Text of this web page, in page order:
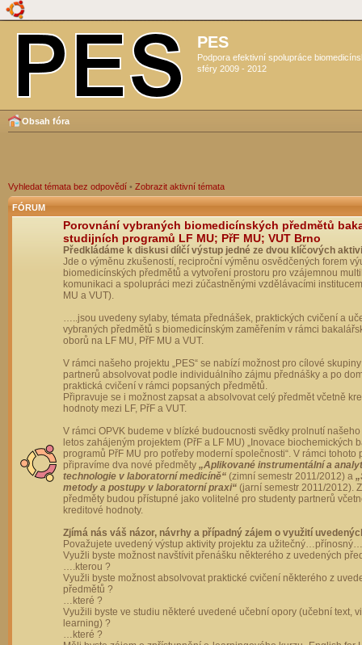
PES
Podpora efektivní spolupráce
sféry 2009 - 2012
Obsah fóra
Vyhledat témata bez odpovědí • Zobrazit aktivní témata
FÓRUM
Porovnání vybraných biomedicínských předmětů
studijních programů LF MU; PřF MU; VUT Brno
Předkládáme k diskusi dílčí výstup jedné ze dvou klíčových
Jde o výměnu zkušeností, reciproční výměnu osvědčených forem
biomedicínských předmětů a vytvoření prostoru pro vzájemnou
komunikaci a spolupráci mezi zúčastněnými vzdělávacími
MU a VUT).
…..jsou uvedeny sylaby, témata přednášek, praktických cvičení a
vybraných předmětů s biomedicínským zaměřením v rámci
oborů na LF MU, PřF MU a VUT.
V rámci našeho projektu „PES“ se nabízí možnost pro cílové
partnerů absolvovat podle individuálního zájmu přednášky a po
praktická cvičení v rámci popsaných předmětů.
Připravuje se i možnost zapsat a absolvovat celý předmět včetně
hodnoty mezi LF, PřF a VUT.
V rámci OPVK budeme v blízké budoucnosti svědky prolnutí
letos zahájeným projektem (PřF a LF MU) „Inovace biochemických
programů PřF MU pro potřeby moderní společnosti“. V rámci tohoto
připravíme dva nové předměty „Aplikované instrumentální a
technologie v laboratorní medicíně“ (zimní semestr 2011/2012) a
metody a postupy v laboratorní praxi“ (jarní semestr 2011/2012).
předměty budou přístupné jako volitelné pro studenty partnerů
kreditové hodnoty.
Zjímá nás váš názor, návrhy a případný zájem o využití
Považujete uvedený výstup aktivity projektu za
Využli byste možnost navštívit přenášku některého z uvedených
….kterou ?
Využli byste možnost absolvovat praktické cvičení některého z
předmětů ?
…které ?
Využili byste ve studiu některé uvedené učební opory (učební text,
learning) ?
…které ?